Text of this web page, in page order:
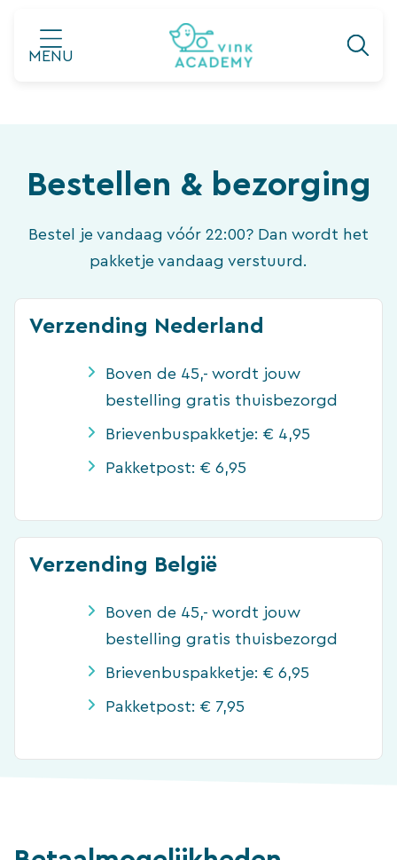
naar
MENU
Bestellen & bezorging
Bestel je vandaag vóór 22:00? Dan wordt het
pakketje vandaag verstuurd.
Verzending Nederland
Boven de 45,- wordt jouw
bestelling gratis thuisbezorgd
Brievenbuspakketje: € 4,95
Pakketpost: € 6,95
Verzending België
Boven de 45,- wordt jouw
bestelling gratis thuisbezorgd
Brievenbuspakketje: € 6,95
Pakketpost: € 7,95